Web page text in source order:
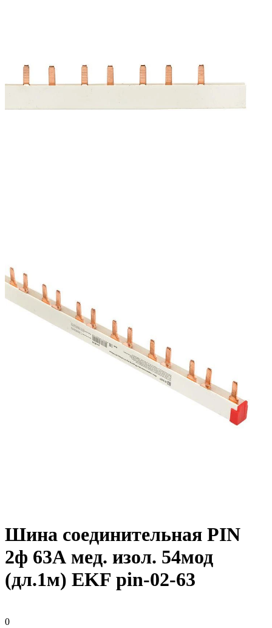
Шина соединительная PIN
2ф 63А мед. изол. 54мод
(дл.1м) EKF pin-02-63
0